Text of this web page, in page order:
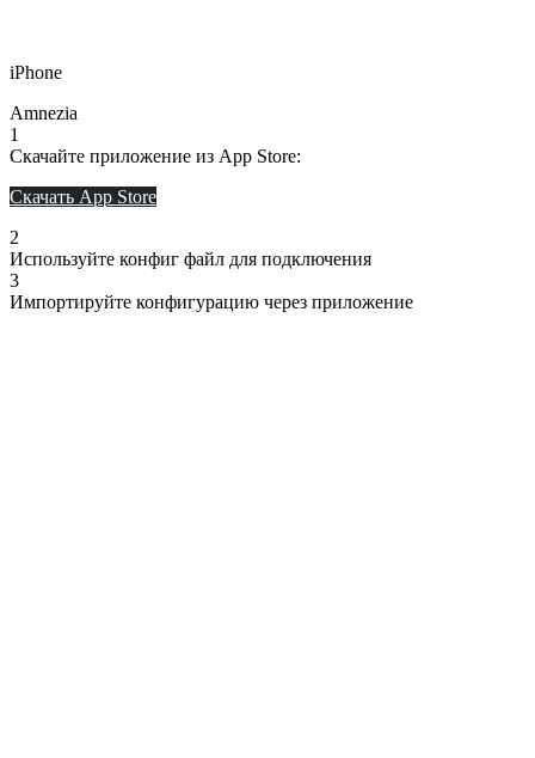
iPhone
Amnezia
1
Скачайте приложение из App Store:
Скачать App Store
2
Используйте конфиг файл для подключения
3
Импортируйте конфигурацию через приложение